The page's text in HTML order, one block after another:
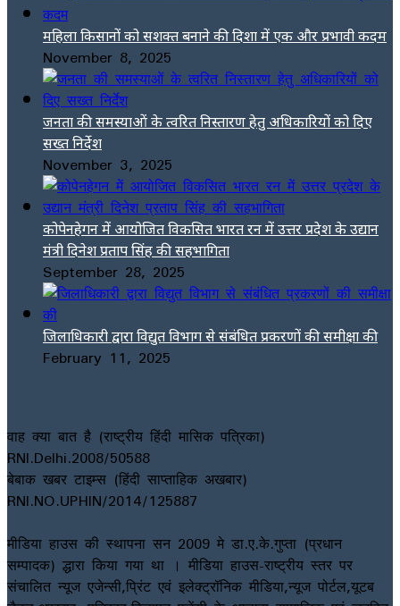
महिला किसानों को सशक्त बनाने की दिशा में एक और प्रभावी कदम
November 8, 2025
जनता की समस्याओं के त्वरित निस्तारण हेतु अधिकारियों को दिए
सख्त निर्देश
November 3, 2025
कोपेनहेगन में आयोजित विकसित भारत रन में उत्तर प्रदेश के उद्यान
मंत्री दिनेश प्रताप सिंह की सहभागिता
September 28, 2025
जिलाधिकारी द्वारा विद्युत विभाग से संबंधित प्रकरणों की समीक्षा की
February 11, 2025
वाह क्या बात है (राष्ट्रीय हिंदी मासिक पत्रिका)
RNI.Delhi.2008/50588
बेबाक खबर टाइम्स (हिंदी साप्ताहिक अखबार)
RNI.NO.UPHIN/2014/125887
मीडिया हाउस की स्थापना सन 2009 मे डा.ए.के.गुप्ता (प्रधान
सम्पादक) द्धारा किया गया था । मीडिया हाउस-राष्ट्रीय स्तर पर
संचालित न्यूज एजेन्सी,प्रिंट एवं इलेक्ट्रॉनिक मीडिया,न्यूज पोर्टल,यूटब